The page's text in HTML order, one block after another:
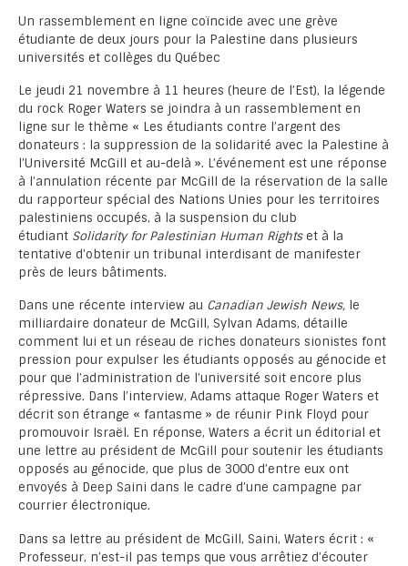
Un rassemblement en ligne coïncide avec une grève
étudiante de deux jours pour la Palestine dans plusieurs
universités et collèges du Québec
Le jeudi 21 novembre à 11 heures (heure de l’Est), la légende
du rock Roger Waters se joindra à un rassemblement en
ligne sur le thème « Les étudiants contre l’argent des
donateurs : la suppression de la solidarité avec la Palestine à
l’Université McGill et au-delà ». L’événement est une réponse
à l’annulation récente par McGill de la réservation de la salle
du rapporteur spécial des Nations Unies pour les territoires
palestiniens occupés, à la suspension du club
étudiant Solidarity for Palestinian Human Rightset à la
tentative d’obtenir un tribunal interdisant de manifester
près de leurs bâtiments.
Dans une récente interview au Canadian Jewish News, le
milliardaire donateur de McGill, Sylvan Adams, détaille
comment lui et un réseau de riches donateurs sionistes font
pression pour expulser les étudiants opposés au génocide et
pour que l’administration de l’université soit encore plus
répressive. Dans l’interview, Adams attaque Roger Waters et
décrit son étrange « fantasme » de réunir Pink Floyd pour
promouvoir Israël. En réponse, Waters a écrit un éditorial et
une lettre au président de McGill pour soutenir les étudiants
opposés au génocide, que plus de 3000 d’entre eux ont
envoyés à Deep Saini dans le cadre d’une campagne par
courrier électronique.
Dans sa lettre au président de McGill, Saini, Waters écrit : «
Professeur, n’est-il pas temps que vous arrêtiez d’écouter